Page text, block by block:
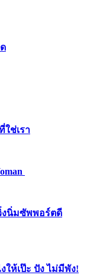
ใช่เรา
งนิ่มซัพพอร์ตดี
ให้เป๊ะ ปัง ไม่มีพัง!